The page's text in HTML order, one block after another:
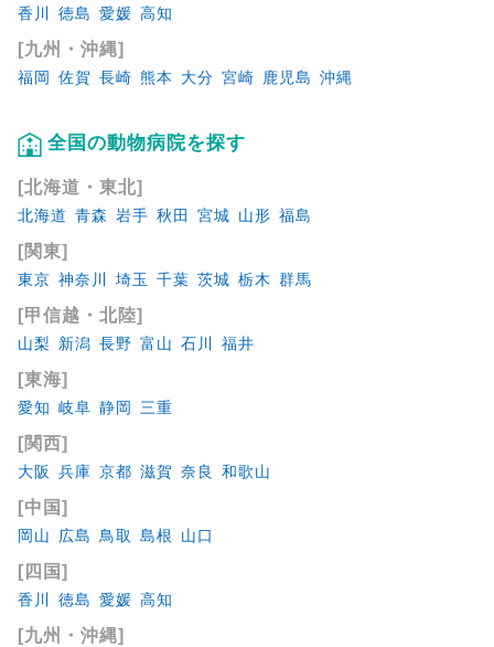
香川 徳島 愛媛 高知
[九州・沖縄]
福岡 佐賀 長崎 熊本 大分 宮崎 鹿児島 沖縄
全国の動物病院を探す
[北海道・東北]
北海道 青森 岩手 秋田 宮城 山形 福島
[関東]
東京 神奈川 埼玉 千葉 茨城 栃木 群馬
[甲信越・北陸]
山梨 新潟 長野 富山 石川 福井
[東海]
愛知 岐阜 静岡 三重
[関西]
大阪 兵庫 京都 滋賀 奈良 和歌山
[中国]
岡山 広島 鳥取 島根 山口
[四国]
香川 徳島 愛媛 高知
[九州・沖縄]